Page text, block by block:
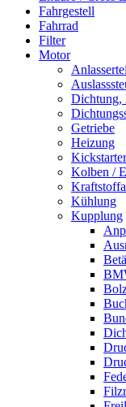
Fahrgestell
Fahrrad
Filter
Motor
Dichtung,
Getriebe
Heizung
Kickstarter
Kolben /
Kühlung
Kupplung